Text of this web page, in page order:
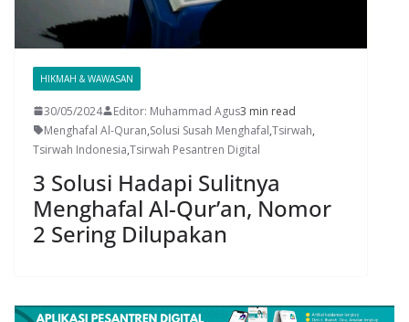
HIKMAH & WAWASAN
30/05/2024 Editor: Muhammad Agus3 min read
Menghafal Al-Quran,Solusi Susah Menghafal,Tsirwah,
Tsirwah Indonesia,Tsirwah Pesantren Digital
3 Solusi Hadapi Sulitnya
Menghafal Al-Qur’an, Nomor
2 Sering Dilupakan